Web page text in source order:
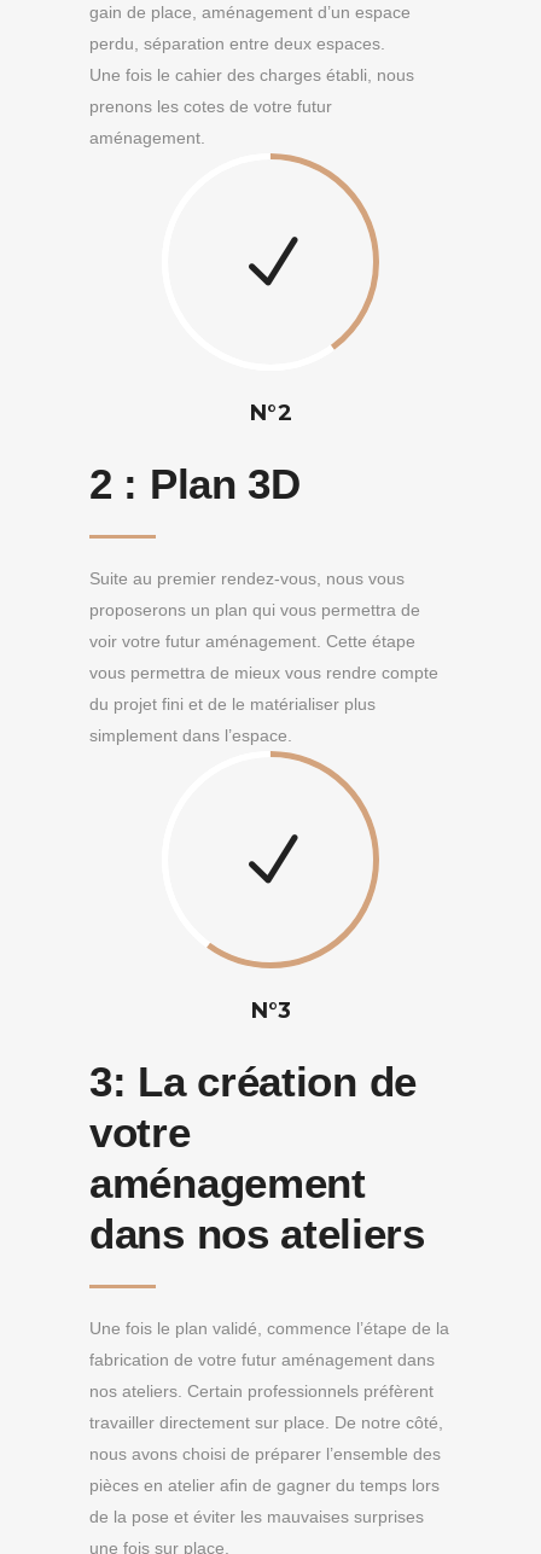
gain de place, aménagement d’un espace
perdu, séparation entre deux espaces.
Une fois le cahier des charges établi, nous
prenons les cotes de votre futur
aménagement.
N°2
2 : Plan 3D
Suite au premier rendez-vous, nous vous
proposerons un plan qui vous permettra de
voir votre futur aménagement. Cette étape
vous permettra de mieux vous rendre compte
du projet fini et de le matérialiser plus
simplement dans l’espace.
N°3
3: La création de
votre
aménagement
dans nos ateliers
Une fois le plan validé, commence l’étape de la
fabrication de votre futur aménagement dans
nos ateliers. Certain professionnels préfèrent
travailler directement sur place. De notre côté,
nous avons choisi de préparer l’ensemble des
pièces en atelier afin de gagner du temps lors
de la pose et éviter les mauvaises surprises
une fois sur place.